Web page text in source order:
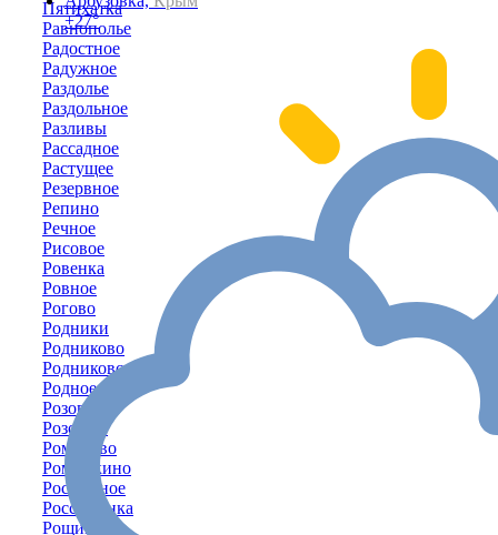
+27°
Пятихатка
Равнополье
Радостное
Радужное
Раздолье
Раздольное
Разливы
Рассадное
Растущее
Резервное
Репино
Речное
Рисовое
Ровенка
Ровное
Рогово
Родники
Родниково
Родниковское
Родное
Розовое
Розовый
Романово
Ромашкино
Роскошное
Россошанка
Рощино